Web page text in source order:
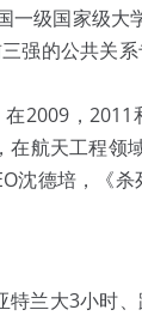
一级国家级大
强的公共关
2009，2011
航天工程领
沈德培，《
兰大3小时